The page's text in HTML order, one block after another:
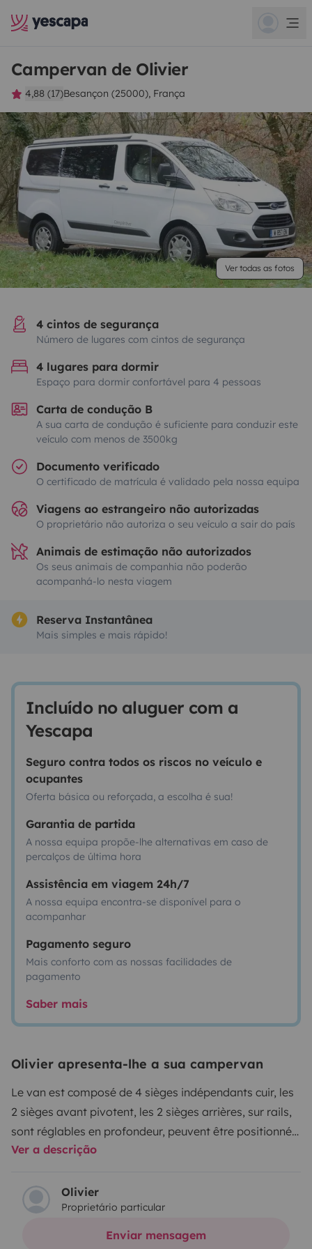
Campervan de Olivier
4,88 (17)Besançon (25000), França
Ver todas as fotos
4 cintos de segurança
Número de lugares com cintos de segurança
4 lugares para dormir
Espaço para dormir confortável para 4 pessoas
Carta de condução B
A sua carta de condução é suficiente para conduzir este
veículo com menos de 3500kg
Documento verificado
O certificado de matrícula é validado pela nossa equipa
Viagens ao estrangeiro não autorizadas
O proprietário não autoriza o seu veículo a sair do país
Animais de estimação não autorizados
Os seus animais de companhia não poderão
acompanhá-lo nesta viagem
Reserva Instantânea
Mais simples e mais rápido!
Incluído no aluguer com a
Yescapa
Seguro contra todos os riscos no veículo e
ocupantes
Oferta básica ou reforçada, a escolha é sua!
Garantia de partida
A nossa equipa propõe-lhe alternativas em caso de
percalços de última hora
Assistência em viagem 24h/7
A nossa equipa encontra-se disponível para o
acompanhar
Pagamento seguro
Mais conforto com as nossas facilidades de
pagamento
Saber mais
Olivier apresenta-lhe a sua campervan
Le van est composé de 4 sièges indépendants cuir, les
2 sièges avant pivotent, les 2 sièges arrières, sur rails,
sont réglables en profondeur, peuvent être positionnés
en quinconce où supprimés au besoin, le tout autour
Un réfrigérateur 40 litres, un évier et une plaque de
cuisson gaz sont disponibles à toutes heures pour
assurer la restauration.
Ver a descrição
Olivier
Proprietário particular
Enviar mensagem